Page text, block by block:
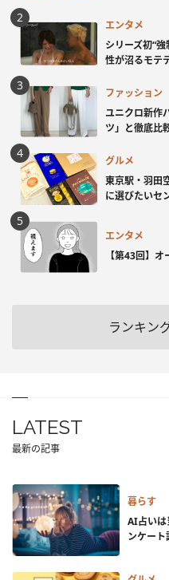
エンタメ
シリーズ初“
性が沼るモテ
ファッション
ユニクロ新作
ツ」と徹底比
グルメ
東京駅・羽田
に選びたいセ
エンタメ
【第43回】
ランキン
LATEST
最新の記事
暮らす
AI占い
ンケート